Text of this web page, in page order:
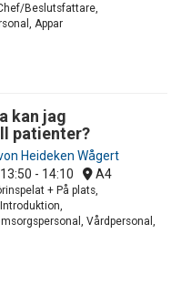
Beslutsfattare,
Appar
kan jag
patienter?
Heideken Wågert
13:50 - 14:10 A4
+ På plats,
Vårdpersonal,